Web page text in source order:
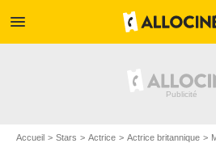
menu
Accueil Stars Actrice Actrice britannique